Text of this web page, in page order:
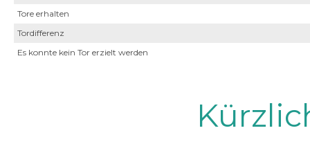
Tore erhalten
Tordifferenz
Es konnte kein Tor erzielt werden